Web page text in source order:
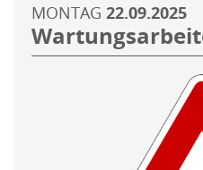
MONTAG 22.09.2025